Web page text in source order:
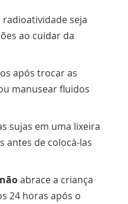
seja
ao cuidar da
após trocar as
manusear fluidos
sujas em uma lixeira
antes de colocá-las
nãoabrace a criança
24 horas após o